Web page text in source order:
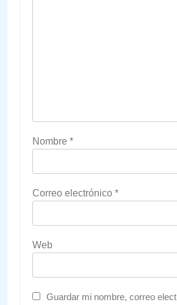
Nombre *
Correo electrónico *
Web
Guardar mi nombre, correo